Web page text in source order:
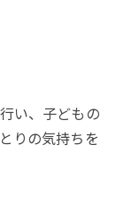
い、子どもの
りの気持ちを